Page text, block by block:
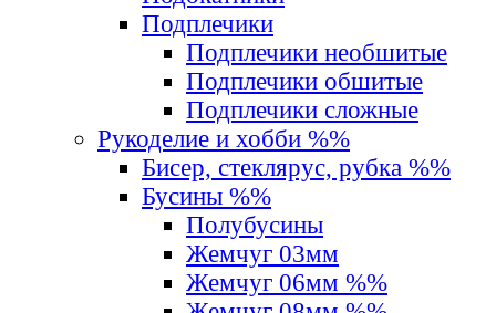
Подплечики
Подплечики необшитые
Подплечики обшитые
Подплечики сложные
Рукоделие и хобби %%
Бисер, стеклярус, рубка %%
Бусины %%
Полубусины
Жемчуг 03мм
Жемчуг 06мм %%